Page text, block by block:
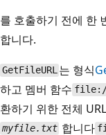
를 호출하기 전에 한
합니다.
GetFileURL 는 형식
하고 멤버 함수
환하기 위한 전체
myfile.txt 합니다